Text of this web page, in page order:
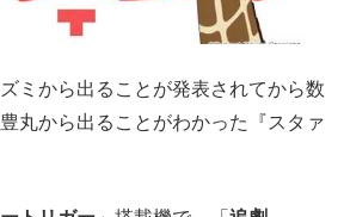
ミから出ることが発表されてから数
丸から出ることがわかった『スタァ